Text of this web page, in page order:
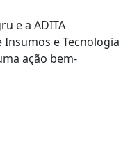
e a ADITA 
e Tecnologia
ação bem-